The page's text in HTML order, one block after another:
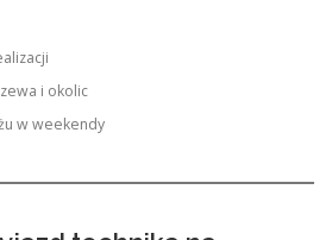
i okolic
w weekendy